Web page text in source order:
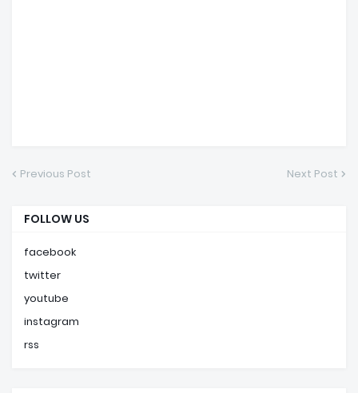
Previous Post Next Post
FOLLOW US
facebook
twitter
youtube
instagram
rss